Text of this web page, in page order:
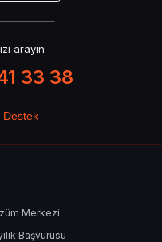
arayın
33 38
Destek
Merkezi
Başvurusu